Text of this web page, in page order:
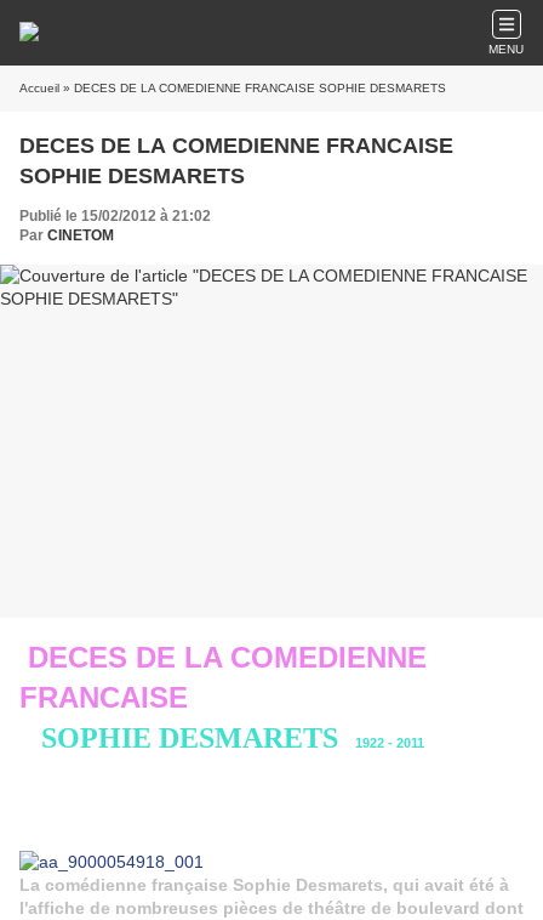
MENU
Accueil » DECES DE LA COMEDIENNE FRANCAISE SOPHIE DESMARETS
DECES DE LA COMEDIENNE FRANCAISE
SOPHIE DESMARETS
Publié le 15/02/2012 à 21:02
Par CINETOM
DECES DE LA COMEDIENNE
FRANCAISE
SOPHIE DESMARETS 1922 - 2011
La comédienne française Sophie Desmarets, qui avait été à
l'affiche de nombreuses pièces de théâtre de boulevard dont